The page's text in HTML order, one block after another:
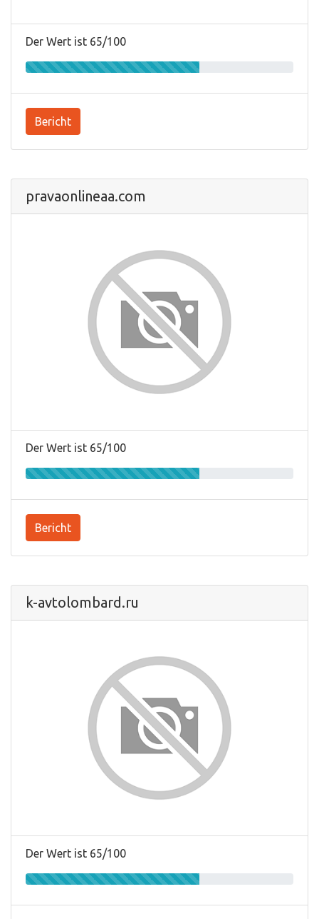
Der Wert ist 65/100
Bericht
pravaonlineaa.com
Der Wert ist 65/100
Bericht
k-avtolombard.ru
Der Wert ist 65/100